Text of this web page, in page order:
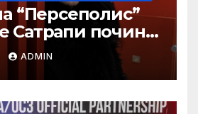
“Персеполис”
Сатрапи почина
56 години
ADMIN